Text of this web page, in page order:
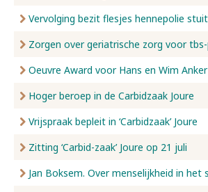
Vervolging bezit flesjes hennepolie
Zorgen over geriatrische zorg voor
Oeuvre Award voor Hans en Wim Anker
Hoger beroep in de Carbidzaak Joure
Vrijspraak bepleit in ‘Carbidzaak’ Joure
Zitting ‘Carbid-zaak’ Joure op 21 juli
Jan Boksem. Over menselijkheid in het